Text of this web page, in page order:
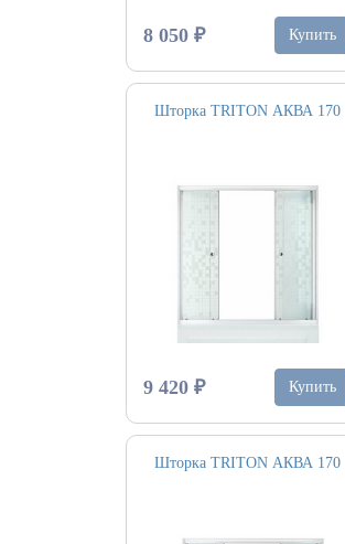
8 050 ₽ Купить
Шторка TRITON АКВА 170
9 420 ₽ Купить
Шторка TRITON АКВА 170